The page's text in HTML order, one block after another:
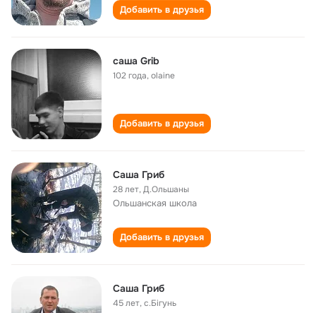
Добавить в друзья
саша Grib
102 года,olaine
Добавить в друзья
Саша Гриб
28 лет,Д.Ольшаны
Ольшанская школа
Добавить в друзья
Саша Гриб
45 лет,с.Бігунь